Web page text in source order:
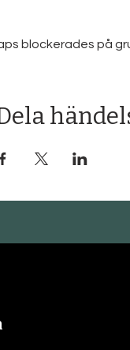
blockerades på